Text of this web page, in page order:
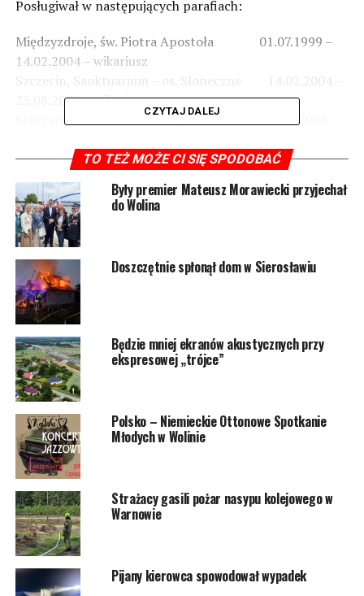
Posługiwał w następujących parafiach:
Międzyzdroje, św. Piotra Apostoła 01.07.1999 –
14.02.2004 – wikariusz
25.08.2008 – wikariusz
Stargard, Miłosierdzia Bożego 25.08.2008 –
Wolin, św. Mikołaja 25.08.2009 –
16.11.2009 – wikariusz
Wisełka, św. Józefa Opiekuna Rodzin 16.11.2009 –
01.02.2021 – proboszcz
Mieszkowice, Przemienienia Pańskiego 01.02.2021 –
28.03.2022 – urlop zdrowotny
8236 odsłon
POWIĄZANE TEMATY: WOLIN
NASTĘPNY
Awaria na ul. Słowiańskiej została usunięta. Woda
wróciła do kranów
NIE PRZEGAP
Strażacy gasili pożar nieużytków
CZYTAJ DALEJ
TO TEŻ MOŻE CI SIĘ SPODOBAĆ
Były premier Mateusz Morawiecki przyjechał
do Wolina
Doszczętnie spłonął dom w Sierosławiu
Będzie mniej ekranów akustycznych przy
ekspresowej „trójce”
Polsko – Niemieckie Ottonowe Spotkanie
Młodych w Wolinie
Strażacy gasili pożar nasypu kolejowego w
Warnowie
Pijany kierowca spowodował wypadek